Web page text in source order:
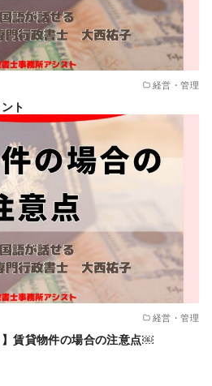
経営・管理
ト
経営・管理
】賃貸物件の場合の注意点￼